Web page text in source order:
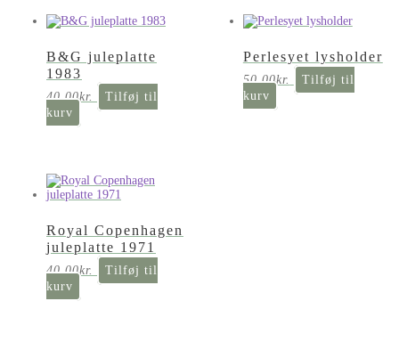
B&G juleplatte
1983
40,00kr.
Tilføj til
kurv
Perlesyet lysholder
50,00kr.
Tilføj til
kurv
Royal Copenhagen
juleplatte 1971
40,00kr.
Tilføj til
kurv